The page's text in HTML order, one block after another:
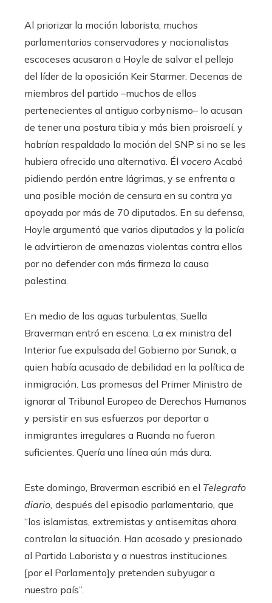
Al priorizar la moción laborista, muchos
parlamentarios conservadores y nacionalistas
escoceses acusaron a Hoyle de salvar el pellejo
del líder de la oposición Keir Starmer. Decenas de
miembros del partido –muchos de ellos
pertenecientes al antiguo corbynismo– lo acusan
de tener una postura tibia y más bien proisraelí, y
habrían respaldado la moción del SNP si no se les
hubiera ofrecido una alternativa. Él vocero Acabó
pidiendo perdón entre lágrimas, y se enfrenta a
una posible moción de censura en su contra ya
apoyada por más de 70 diputados. En su defensa,
Hoyle argumentó que varios diputados y la policía
le advirtieron de amenazas violentas contra ellos
por no defender con más firmeza la causa
palestina.
En medio de las aguas turbulentas, Suella
Braverman entró en escena. La ex ministra del
Interior fue expulsada del Gobierno por Sunak, a
quien había acusado de debilidad en la política de
inmigración. Las promesas del Primer Ministro de
ignorar al Tribunal Europeo de Derechos Humanos
y persistir en sus esfuerzos por deportar a
inmigrantes irregulares a Ruanda no fueron
suficientes. Quería una línea aún más dura.
Este domingo, Braverman escribió en el Telegrafo
diario, después del episodio parlamentario, que
“los islamistas, extremistas y antisemitas ahora
controlan la situación. Han acosado y presionado
al Partido Laborista y a nuestras instituciones.
[por el Parlamento]y pretenden subyugar a
nuestro país”.